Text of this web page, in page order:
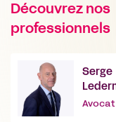
Découvrez nos
professionnels
Serge
Avocat